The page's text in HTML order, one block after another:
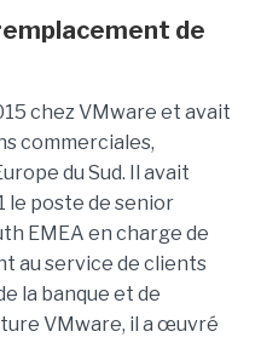
de
chez VMware et avait
commerciales,
du Sud. Il avait
le poste de senior
EMEA en charge de
au service de clients
la banque et de
VMware, il a œuvré